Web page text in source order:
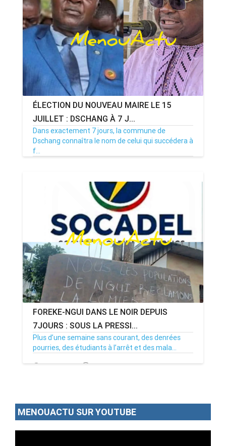
ÉLECTION DU NOUVEAU MAIRE LE 15
JUILLET : DSCHANG À 7 J...
Dans exactement 7 jours, la commune de
Dschang connaîtra le nom de celui qui succédera à
f...
FOREKE-NGUI DANS LE NOIR DEPUIS
7JOURS : SOUS LA PRESSI...
Plus d’une semaine sans courant, des denrées
pourries, des étudiants à l’arrêt et des mala...
02/07/26 Par MenouActu 0
MENOUACTU SUR YOUTUBE